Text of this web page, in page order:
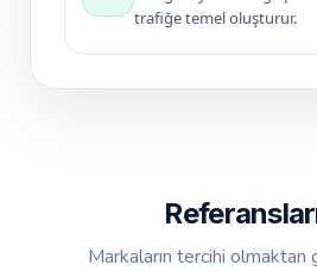
trafiğe temel oluşturur.
Markaların tercihi olmaktan